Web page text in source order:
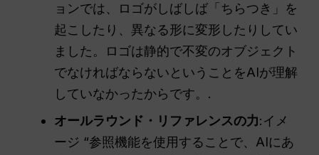
ョンでは、ロゴがしばしば「ちらつき」を
起こしたり、異なる形に変形したりしてい
ました。ロゴは静的で不変のオブジェクト
でなければならないということをAIが理解
していなかったからです。.
オールラウンド・リファレンスの力:イメ
ージ “参照機能を使用することで、AIにあ